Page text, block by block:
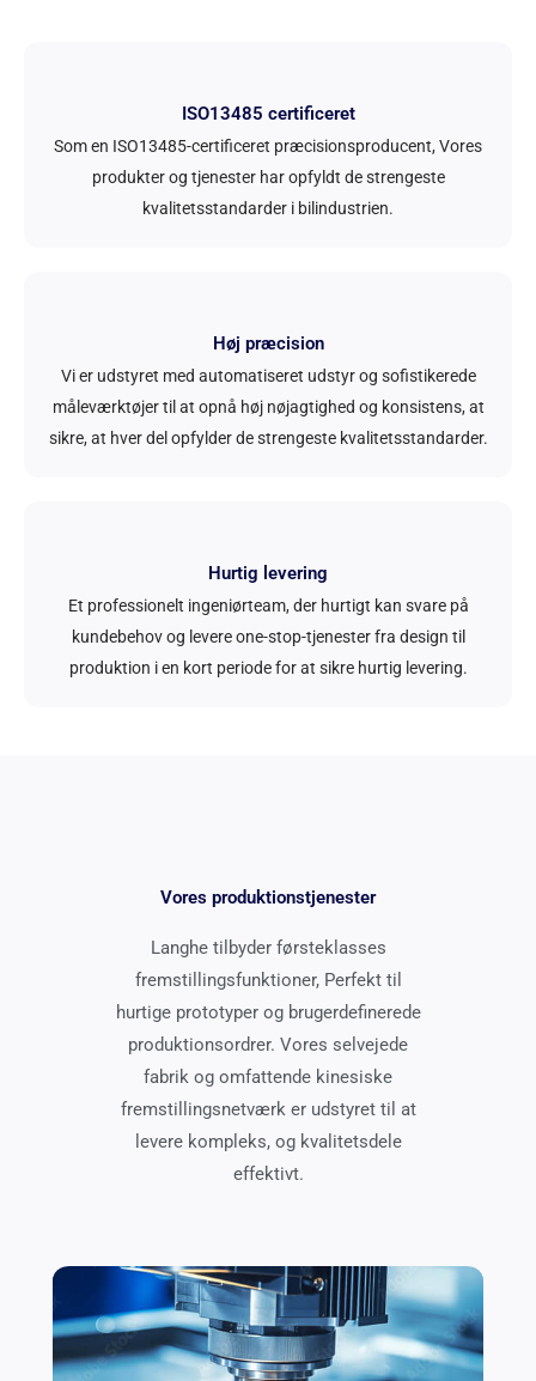
ISO13485 certificeret
Som en ISO13485-certificeret præcisionsproducent, Vores
produkter og tjenester har opfyldt de strengeste
kvalitetsstandarder i bilindustrien.
Høj præcision
Vi er udstyret med automatiseret udstyr og sofistikerede
måleværktøjer til at opnå høj nøjagtighed og konsistens, at
sikre, at hver del opfylder de strengeste kvalitetsstandarder.
Hurtig levering
Et professionelt ingeniørteam, der hurtigt kan svare på
kundebehov og levere one-stop-tjenester fra design til
produktion i en kort periode for at sikre hurtig levering.
Vores produktionstjenester
Langhe tilbyder førsteklasses
fremstillingsfunktioner, Perfekt til
hurtige prototyper og brugerdefinerede
produktionsordrer. Vores selvejede
fabrik og omfattende kinesiske
fremstillingsnetværk er udstyret til at
levere kompleks, og kvalitetsdele
effektivt.